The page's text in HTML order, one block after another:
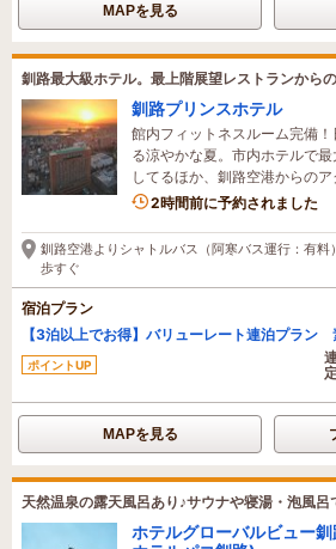
MAPを見る
釧路最大級ホテル。最上階展望レストランから
釧路プリンスホテル
館内フィットネスルーム完備
る涼やかな夏。市内ホテルで
してるほか、釧路空港からのア
2時間前に予約されました
釧路空港よりシャトルバス（阿寒バス運行：有
歩すぐ
宿泊プラン
【3泊以上でお得】バリューレート連泊プラン
ポイントUP
MAPを見る
天然温泉の露天風呂あり♪サウナや寝湯・泡風呂
ホテルグローバルビュ